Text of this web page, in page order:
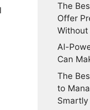
The
Offer
Without
Al-
Can
The
to
Smartly